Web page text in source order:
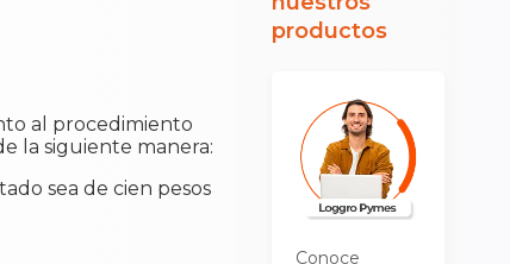
al procedimiento
la siguiente manera:
sea de cien pesos
productos
Conoce